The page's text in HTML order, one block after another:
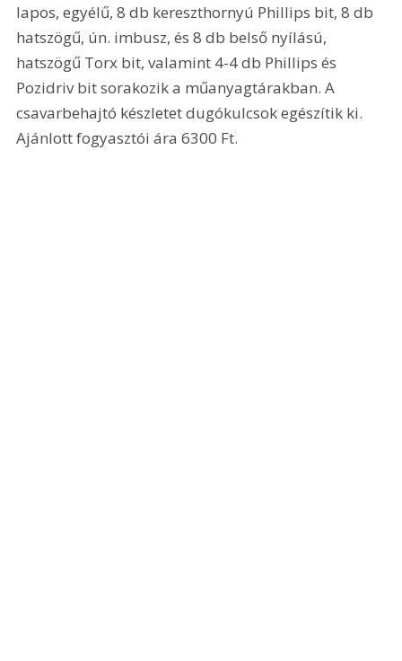
lapos, egyélű, 8 db kereszthornyú Phillips bit, 8 db
hatszögű, ún. imbusz, és 8 db belső nyílású,
hatszögű Torx bit, valamint 4-4 db Phillips és
Pozidriv bit sorakozik a műanyagtárakban. A
csavarbehajtó készletet dugókulcsok egészítik ki.
Ajánlott fogyasztói ára 6300 Ft.